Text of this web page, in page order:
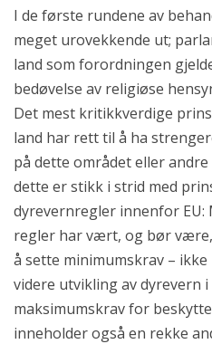
I de første rundene av
meget urovekkende ut;
land som forordningen
bedøvelse av religiøse
Det mest kritikkverdige
land har rett til å ha
på dette området eller
dette er stikk i strid med
dyrevernregler innenfor EU:
regler har vært, og bør
å sette minimumskrav –
videre utvikling av dyrevern
maksimumskrav for
inneholder også en rekke